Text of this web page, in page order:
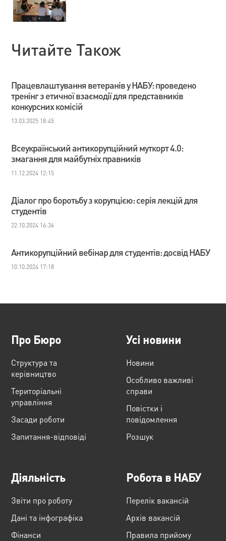
Читайте Також
Працевлаштування ветеранів у НАБУ: проведено
тренінг з етичної взаємодії для представників
конкурсних комісій
13.03.2025 18:45
Всеукраїнський антикорупційний муткорт 4.0:
змагання для майбутніх правників
11.12.2024 12:15
Діалог про боротьбу з корупцією: серія лекцій для
студентів
22.10.2024 16:36
Антикорупційний вебінар для студентів: досвід НАБУ
10.10.2024 17:18
Про Бюро
Структура та
керівництво
Територіальні
управління
Засади роботи
Запитання-відповіді
Усі новини
Новини
Особливо важливі
справи
Повістки і
повідомлення
Розшук
Діяльність
Звіти про роботу
Дані та інфографіка
Фінанси
Робота в НАБУ
Перелік вакансій
Архів вакансій
Правила прийому